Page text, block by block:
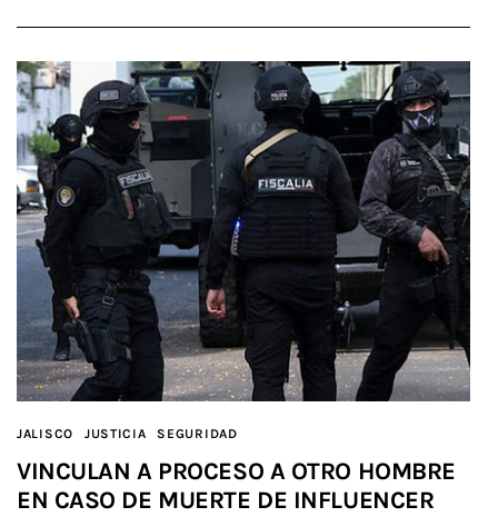
JALISCO JUSTICIA SEGURIDAD
VINCULAN A PROCESO A OTRO HOMBRE
EN CASO DE MUERTE DE INFLUENCER